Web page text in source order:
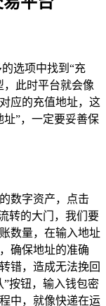
选项中找到“充
，此时平台就会像
应的充值地址，这
”，一定要妥善保
数字资产，点击
转的大门，我们要
数量，在输入地址
确保地址的准确
错，造成无法挽回
按钮，输入钱包密
中，就像快递在运